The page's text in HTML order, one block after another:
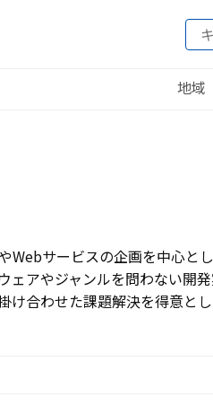
地域
サービスの企画を中心とし
アやジャンルを問わない開発
合わせた課題解決を得意とし